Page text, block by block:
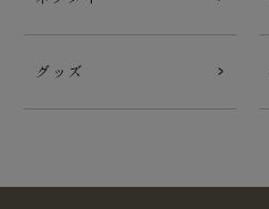
グッズ